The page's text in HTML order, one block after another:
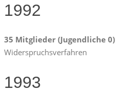
1992
35 Mitglieder (Jugendliche 0)
Widerspruchsverfahren
1993